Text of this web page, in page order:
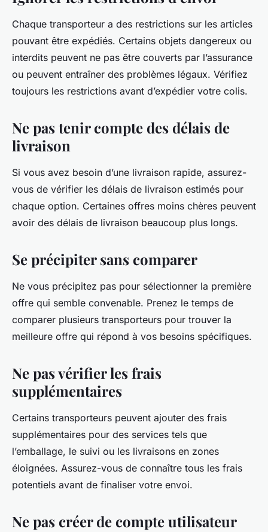
Chaque transporteur a des restrictions sur les articles
pouvant être expédiés. Certains objets dangereux ou
interdits peuvent ne pas être couverts par l’assurance
ou peuvent entraîner des problèmes légaux. Vérifiez
toujours les restrictions avant d’expédier votre colis.
Ne pas tenir compte des délais de
livraison
Si vous avez besoin d’une livraison rapide, assurez-
vous de vérifier les délais de livraison estimés pour
chaque option. Certaines offres moins chères peuvent
avoir des délais de livraison beaucoup plus longs.
Se précipiter sans comparer
Ne vous précipitez pas pour sélectionner la première
offre qui semble convenable. Prenez le temps de
comparer plusieurs transporteurs pour trouver la
meilleure offre qui répond à vos besoins spécifiques.
Ne pas vérifier les frais
supplémentaires
Certains transporteurs peuvent ajouter des frais
supplémentaires pour des services tels que
l’emballage, le suivi ou les livraisons en zones
éloignées. Assurez-vous de connaître tous les frais
potentiels avant de finaliser votre envoi.
Ne pas créer de compte utilisateur